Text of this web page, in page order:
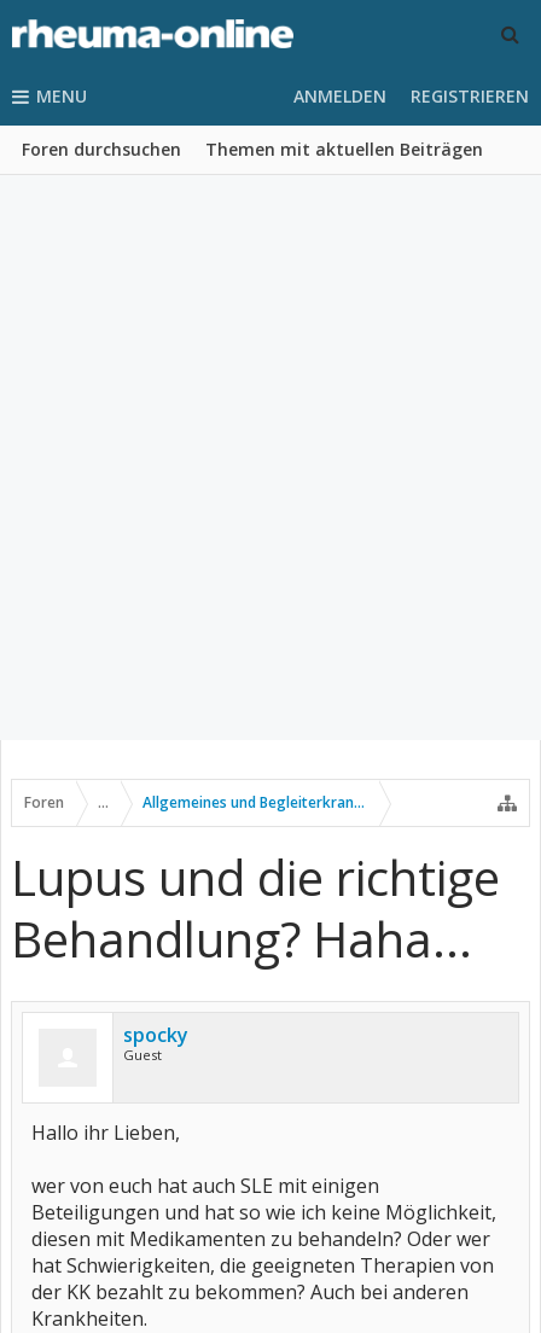
MENU
Foren durchsuchen Themen mit aktuellen Beiträgen
ANMELDEN REGISTRIEREN
Foren ... Allgemeines und Begleiterkrankungen
Lupus und die richtige
Behandlung? Haha...
spocky
Guest
Hallo ihr Lieben,
wer von euch hat auch SLE mit einigen
Beteiligungen und hat so wie ich keine Möglichkeit,
diesen mit Medikamenten zu behandeln? Oder wer
hat Schwierigkeiten, die geeigneten Therapien von
der KK bezahlt zu bekommen? Auch bei anderen
Krankheiten.